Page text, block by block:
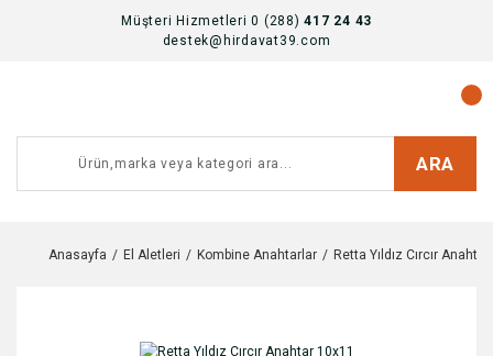
Müşteri Hizmetleri 0 (288)417 24 43
destek@hirdavat39.com
ARA
Anasayfa El Aletleri Kombine Anahtarlar Retta Yıldız Cırcır